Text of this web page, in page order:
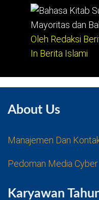
Mayoritas dan
Oleh Redaksi
In Berita Islami
About Us
Manajemen Dan
Pedoman Media Cyber
Karyawan